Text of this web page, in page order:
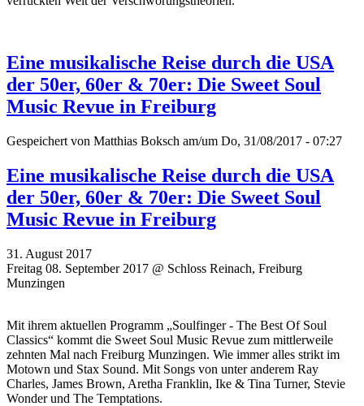
Eine musikalische Reise durch die USA
der 50er, 60er & 70er: Die Sweet Soul
Music Revue in Freiburg
Gespeichert von Matthias Boksch am/um Do, 31/08/2017 - 07:27
Eine musikalische Reise durch die USA
der 50er, 60er & 70er: Die Sweet Soul
Music Revue in Freiburg
31. August 2017
Freitag 08. September 2017 @ Schloss Reinach, Freiburg
Munzingen
Mit ihrem aktuellen Programm „Soulfinger - The Best Of Soul
Classics“ kommt die Sweet Soul Music Revue zum mittlerweile
zehnten Mal nach Freiburg Munzingen. Wie immer alles strikt im
Motown und Stax Sound. Mit Songs von unter anderem Ray
Charles, James Brown, Aretha Franklin, Ike & Tina Turner, Stevie
Wonder und The Temptations.